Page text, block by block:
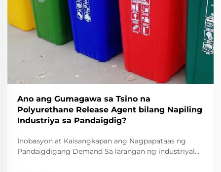
Ano ang Gumagawa sa Tsino na
Polyurethane Release Agent bilang Napiling
Industriya sa Pandaigdig?
Inobasyon at Kaisangkapan ang Nagpapataas ng
Pandaigdigang Demand Sa larangan ng industriyal